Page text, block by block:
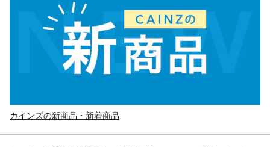
カインズの新商品・新着商品